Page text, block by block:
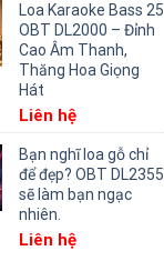
Loa Karaoke Bass 25
OBT DL2000 – Đỉnh
Cao Âm Thanh,
Thăng Hoa Giọng
Hát
Liên hệ
Bạn nghĩ loa gỗ chỉ
để đẹp? OBT DL2355
sẽ làm bạn ngạc
nhiên.
Liên hệ